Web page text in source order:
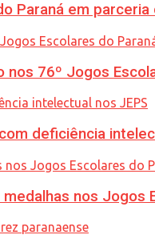
Paraná em parceria
76º Jogos
deficiência
nos Jogos